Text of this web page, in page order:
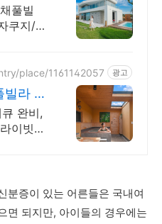
풀빌
쿠지/사
평정원
place/1161142057 광고
라 완
택완비,
이빗
분증이 있는 어른들은 국내여
면 되지만, 아이들의 경우에는